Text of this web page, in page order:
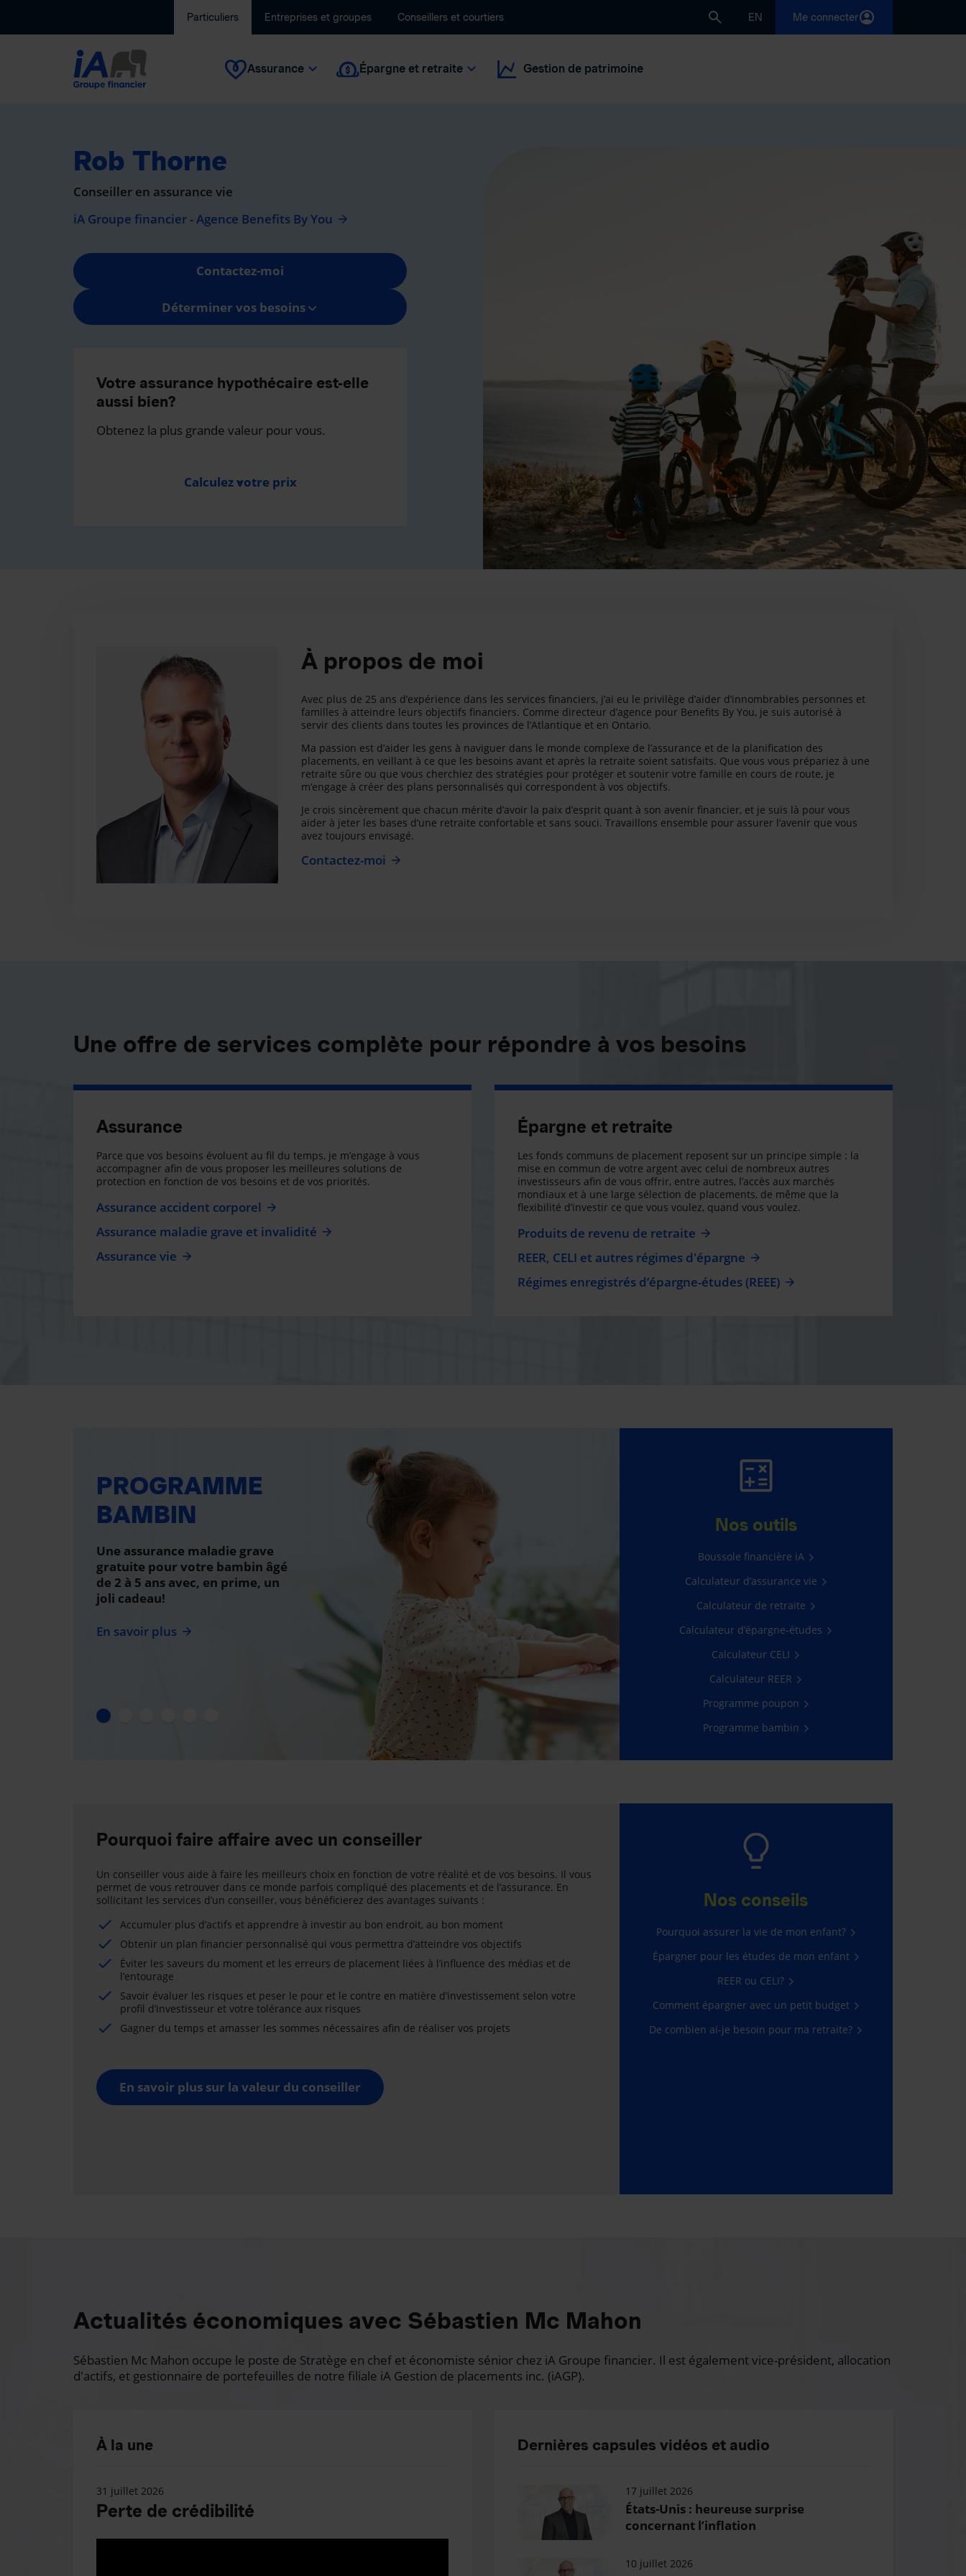
Particuliers Entreprises et groupes Conseillers et courtiers EN Me connecter
Assurance Épargne et retraite Gestion de patrimoine
Rob Thorne
Conseiller en assurance vie
iA Groupe financier - Agence Benefits By You
Contactez-moi
Déterminer vos besoins
Votre assurance hypothécaire est-elle
aussi bien?
Obtenez la plus grande valeur pour vous.
Calculez votre prix
À propos de moi
Avec plus de 25 ans d’expérience dans les services financiers, j’ai eu le privilège d’aider d’innombrables personnes et
familles à atteindre leurs objectifs financiers. Comme directeur d’agence pour Benefits By You, je suis autorisé à
servir des clients dans toutes les provinces de l’Atlantique et en Ontario.
Ma passion est d’aider les gens à naviguer dans le monde complexe de l’assurance et de la planification des
placements, en veillant à ce que les besoins avant et après la retraite soient satisfaits. Que vous vous prépariez à une
retraite sûre ou que vous cherchiez des stratégies pour protéger et soutenir votre famille en cours de route, je
m’engage à créer des plans personnalisés qui correspondent à vos objectifs.
Je crois sincèrement que chacun mérite d’avoir la paix d’esprit quant à son avenir financier, et je suis là pour vous
aider à jeter les bases d’une retraite confortable et sans souci. Travaillons ensemble pour assurer l’avenir que vous
avez toujours envisagé.
Contactez-moi
Une offre de services complète pour répondre à vos besoins
Assurance
Parce que vos besoins évoluent au fil du temps, je m’engage à vous
accompagner afin de vous proposer les meilleures solutions de
protection en fonction de vos besoins et de vos priorités.
Assurance accident corporel
Assurance maladie grave et invalidité
Assurance vie
Épargne et retraite
Les fonds communs de placement reposent sur un principe simple : la
mise en commun de votre argent avec celui de nombreux autres
investisseurs afin de vous offrir, entre autres, l’accès aux marchés
mondiaux et à une large sélection de placements, de même que la
flexibilité d’investir ce que vous voulez, quand vous voulez.
Produits de revenu de retraite
REER, CELI et autres régimes d'épargne
Régimes enregistrés d’épargne-études (REEE)
PROGRAMME
BAMBIN
Une assurance maladie grave
gratuite pour votre bambin âgé
de 2 à 5 ans avec, en prime, un
joli cadeau!
En savoir plus
ASSURANCE AUTO
ET HABITATION
565 $ d’économie en moyenne*
Obtenir une soumission
Nos outils
Boussole financière iA
Calculateur d’assurance vie
Calculateur de retraite
Calculateur d’épargne-études
Calculateur CELI
Calculateur REER
Programme poupon
Programme bambin
Pourquoi faire affaire avec un conseiller
Un conseiller vous aide à faire les meilleurs choix en fonction de votre réalité et de vos besoins. Il vous
permet de vous retrouver dans ce monde parfois compliqué des placements et de l’assurance. En
sollicitant les services d’un conseiller, vous bénéficierez des avantages suivants :
Accumuler plus d’actifs et apprendre à investir au bon endroit, au bon moment
Obtenir un plan financier personnalisé qui vous permettra d’atteindre vos objectifs
Éviter les saveurs du moment et les erreurs de placement liées à l’influence des médias et de
l’entourage
Savoir évaluer les risques et peser le pour et le contre en matière d’investissement selon votre
profil d’investisseur et votre tolérance aux risques
Gagner du temps et amasser les sommes nécessaires afin de réaliser vos projets
En savoir plus sur la valeur du conseiller
Nos conseils
Pourquoi assurer la vie de mon enfant?
Épargner pour les études de mon enfant
REER ou CELI?
Comment épargner avec un petit budget
De combien ai-je besoin pour ma retraite?
Actualités économiques avec Sébastien Mc Mahon
Sébastien Mc Mahon occupe le poste de Stratège en chef et économiste sénior chez iA Groupe financier. Il est également vice-président, allocation
d'actifs, et gestionnaire de portefeuilles de notre filiale iA Gestion de placements inc. (iAGP).
À la une
31 juillet 2026
Perte de crédibilité
Dernières capsules vidéos et audio
17 juillet 2026
États-Unis : heureuse surprise
concernant l’inflation
10 juillet 2026